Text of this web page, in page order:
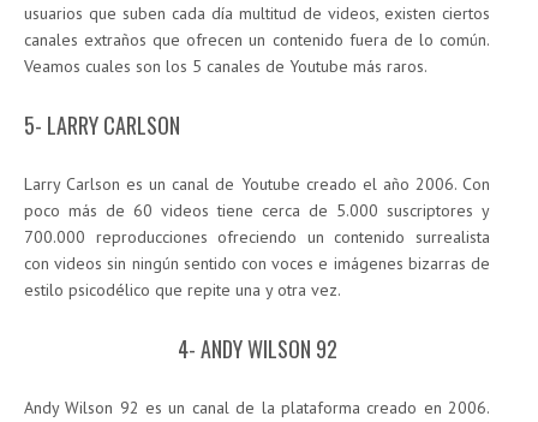
usuarios que suben cada día multitud de videos, existen ciertos
canales extraños que ofrecen un contenido fuera de lo común.
Veamos cuales son los 5 canales de Youtube más raros.
5- LARRY CARLSON
Larry Carlson es un canal de Youtube creado el año 2006. Con
poco más de 60 videos tiene cerca de 5.000 suscriptores y
700.000 reproducciones ofreciendo un contenido surrealista
con videos sin ningún sentido con voces e imágenes bizarras de
estilo psicodélico que repite una y otra vez.
4- ANDY WILSON 92
Andy Wilson 92 es un canal de la plataforma creado en 2006.